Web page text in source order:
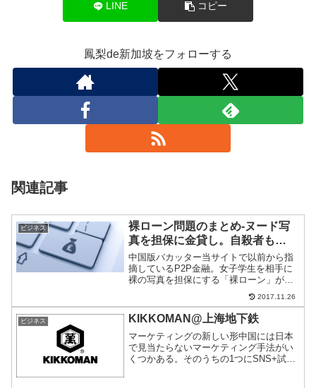
LINE コピー
鳳梨de新加坡をフォローする
関連記事
ビジネス
裸ローン問題のまとめ-ヌード写
真を担保に金貸し。自殺者も…
中国版バカッター当サイトで以前から指
摘しているP2P金融。女子学生を相手に
裸の写真を担保にする「裸ローン」が社
会問題化。自殺者まででているので、一
2017.11.26
ビジネス KIKKOMAN@上海地下鉄
マーケティングの新しい形中国には日本
で見当たらないマーケティング手法がい
くつかある。そのうちの1つにSNS+試供